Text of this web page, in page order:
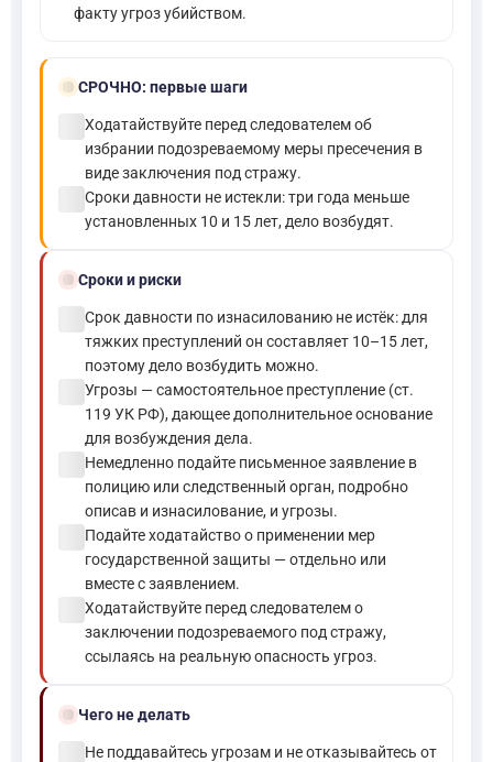
факту угроз убийством.
boltСРОЧНО: первые шаги
Ходатайствуйте перед следователем об
избрании подозреваемому меры пресечения в
виде заключения под стражу.
Сроки давности не истекли: три года меньше
установленных 10 и 15 лет, дело возбудят.
schedule Сроки и риски
Срок давности по изнасилованию не истёк: для
тяжких преступлений он составляет 10–15 лет,
поэтому дело возбудить можно.
Угрозы — самостоятельное преступление (ст.
119 УК РФ), дающее дополнительное основание
для возбуждения дела.
Немедленно подайте письменное заявление в
полицию или следственный орган, подробно
описав и изнасилование, и угрозы.
Подайте ходатайство о применении мер
государственной защиты — отдельно или
вместе с заявлением.
Ходатайствуйте перед следователем о
заключении подозреваемого под стражу,
ссылаясь на реальную опасность угроз.
block Чего не делать
Не поддавайтесь угрозам и не отказывайтесь от